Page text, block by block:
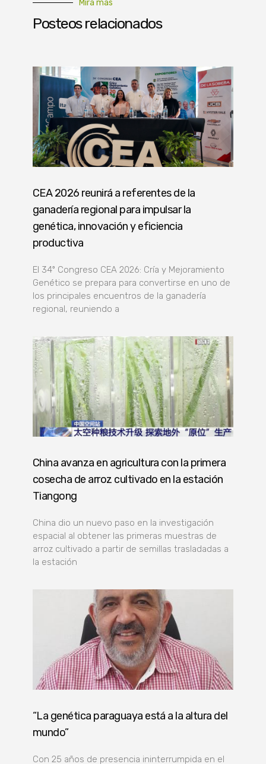
Mirá más
Posteos relacionados
CEA 2026 reunirá a referentes de la
ganadería regional para impulsar la
genética, innovación y eficiencia
productiva
El 34º Congreso CEA 2026: Cría y Mejoramiento
Genético se prepara para convertirse en uno de
los principales encuentros de la ganadería
regional, reuniendo a
China avanza en agricultura con la primera
cosecha de arroz cultivado en la estación
Tiangong
China dio un nuevo paso en la investigación
espacial al obtener las primeras muestras de
arroz cultivado a partir de semillas trasladadas a
la estación
“La genética paraguaya está a la altura del
mundo”
Con 25 años de presencia ininterrumpida en el